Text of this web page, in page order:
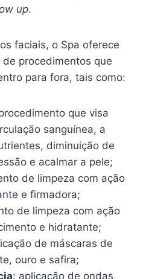
up.
faciais, o Spa oferece
procedimentos que
para fora, tais como:
que visa
sanguínea, a
diminuição de
e acalmar a pele;
de limpeza com ação
e firmadora;
de limpeza com ação
e hidratante;
de máscaras de
ouro e safira;
: aplicação de ondas